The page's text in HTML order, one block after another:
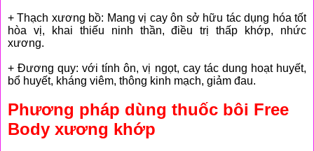
+ Thạch xương bồ: Mang vị cay ôn sở hữu tác dụng hóa tốt
hòa vị, khai thiếu ninh thần, điều trị thấp khớp, nhức
xương.
+ Đương quy: với tính ôn, vị ngọt, cay tác dung hoạt huyết,
bổ huyết, kháng viêm, thông kinh mạch, giảm đau.
Phương pháp dùng thuốc bôi Free
Body xương khớp